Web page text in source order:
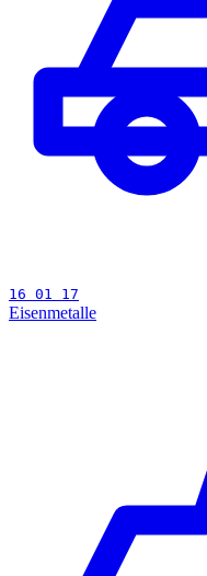
16 01 17
Eisenmetalle